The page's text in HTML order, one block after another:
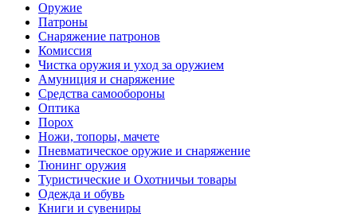
Оружие
Патроны
Снаряжение патронов
Комиссия
Чистка оружия и уход за оружием
Амуниция и снаряжение
Средства самообороны
Оптика
Порох
Ножи, топоры, мачете
Пневматическое оружие и снаряжение
Тюнинг оружия
Туристические и Охотничьи товары
Одежда и обувь
Книги и сувениры